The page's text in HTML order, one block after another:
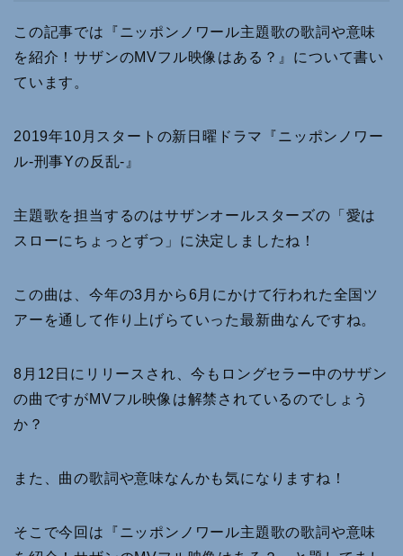
この記事では『ニッポンノワール主題歌の歌詞や意味
を紹介！サザンのMVフル映像はある？』について書い
ています。
2019年10月スタートの新日曜ドラマ『ニッポンノワー
ル-刑事Yの反乱-』
主題歌を担当するのはサザンオールスターズの「愛は
スローにちょっとずつ」に決定しましたね！
この曲は、今年の3月から6月にかけて行われた全国ツ
アーを通して作り上げらていった最新曲なんですね。
8月12日にリリースされ、今もロングセラー中のサザン
の曲ですがMVフル映像は解禁されているのでしょう
か？
また、曲の歌詞や意味なんかも気になりますね！
そこで今回は『ニッポンノワール主題歌の歌詞や意味